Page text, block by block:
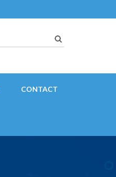
CONTACT